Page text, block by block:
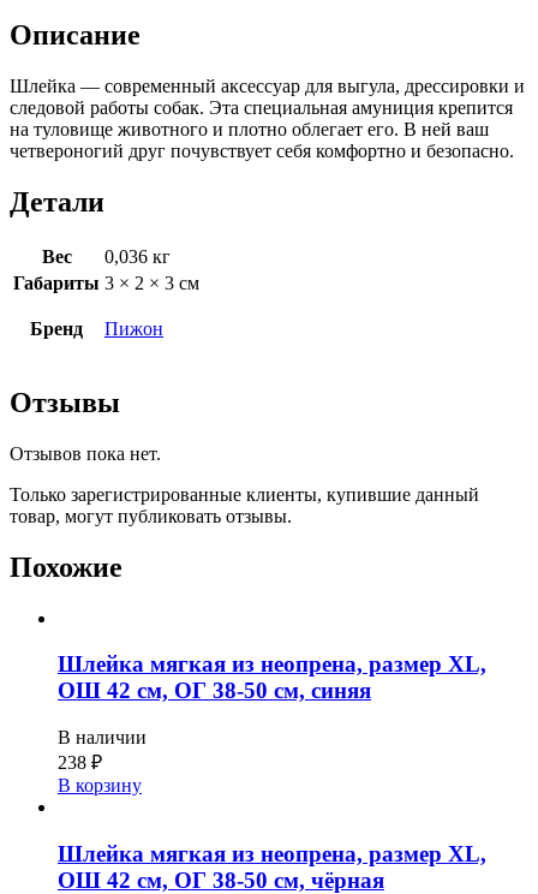
Описание
Шлейка — современный аксессуар для выгула, дрессировки и
следовой работы собак. Эта специальная амуниция крепится
на туловище животного и плотно облегает его. В ней ваш
четвероногий друг почувствует себя комфортно и безопасно.
Детали
Вес
0,036 кг
Габариты 3 × 2 × 3 см
Бренд Пижон
Отзывы
Отзывов пока нет.
Только зарегистрированные клиенты, купившие данный
товар, могут публиковать отзывы.
Похожие
Шлейка мягкая из неопрена, размер XL,
ОШ 42 см, ОГ 38-50 см, синяя
В наличии
238 ₽
В корзину
Шлейка мягкая из неопрена, размер XL,
ОШ 42 см, ОГ 38-50 см, чёрная